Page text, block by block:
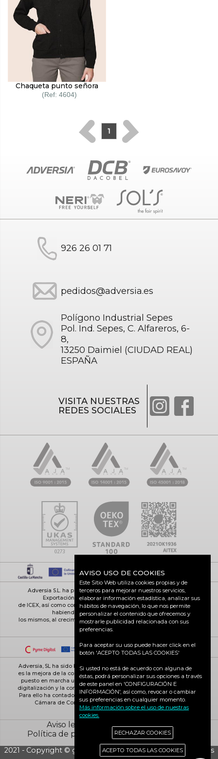
Chaqueta punto señora
4604
1
926 26 01 71
pedidos@adversia.es
Polígono Industrial Sepes
Pol. Ind. Sepes, C. Alfareros, 6-
8,
13250 Daimiel (CIUDAD REAL)
ESPAÑA
VISITA NUESTRAS
REDES SOCIALES
Adversia S.L. ha participado en el Programa de Iniciación a la
Exportación ICEX-Next, y ha contado con el apoyo
de ICEX, así como con la cofinanciación de Fondos europeos FEDER,
habiendo contribuido según la medida de
los mismos, al crecimiento económico de esta empresa, su región y
de España en su conjunto
Adversia, SL ha sido beneficiaria de Fondos Europeos, cuyo objetivo
es la mejora de la competitividad de las PYMES, y gracias al cual ha
puesto en marcha un Plan de Acción con el objetivo de reforzar la
digitalización y la competitividad de las pymes durante el año 2025.
Para ello ha contado con el apoyo del Programa Pyme Digital de la
Cámara de Comercio de Ciudad Real. #EuropaSeSiente
Aviso legal
Política de cookies
Política de privacidad
Ciudad Real activa
2021 - Copyright © grupo Adversia S.L. - Todos los derechos
AVISO USO DE COOKIES
Este Sitio Web utiliza cookies propias y de
terceros para mejorar nuestros servicios,
elaborar información estadística, analizar sus
hábitos de navegación, lo que nos permite
personalizar el contenido que ofrecemos y
mostrarle publicidad relacionada con sus
preferencias.
Para aceptar su uso puede hacer click en el
botón 'ACEPTO TODAS LAS COOKIES'
Si usted no está de acuerdo con alguna de
éstas, podrá personalizar sus opciones a través
de este panel en 'CONFIGURACIÓN E
INFORMACIÓN', así como, revocar o cambiar
sus preferencias en cualquier momento.
Más información sobre el uso de nuestras
cookies.
RECHAZAR COOKIES
ACEPTO TODAS LAS COOKIES